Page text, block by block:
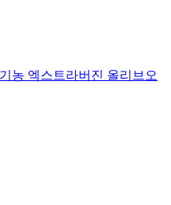
농 엑스트라버진 올리브오